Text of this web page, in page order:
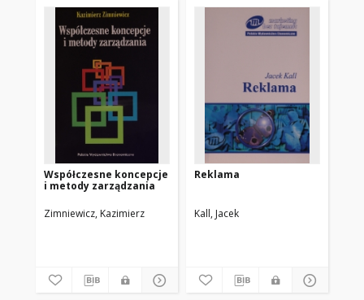
Współczesne koncepcje
i metody zarządzania
Zimniewicz, Kazimierz
Reklama
Kall, Jacek